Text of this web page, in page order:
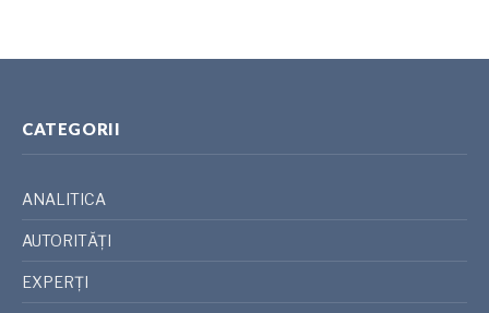
CATEGORII
ANALITICA
AUTORITĂȚI
EXPERȚI